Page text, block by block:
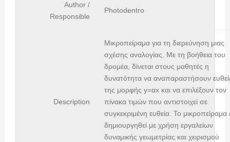
Author /
Responsible
Photodentro
Description
Μικροπείραμα για τη διερεύνηση μιας
σχέσης αναλογίας. Με τη βοήθεια του
δρομέα, δίνεται στους μαθητές η
δυνατότητα να αναπαραστήσουν
της μορφής y=αx και να επιλέξουν τον
πίνακα τιμών που αντιστοιχεί σε
συγκεκριμένη ευθεία. To μικροπείραμα
δημιουργηθεί με χρήση εργαλείων
δυναμικής γεωμετρίας και χειρισμού